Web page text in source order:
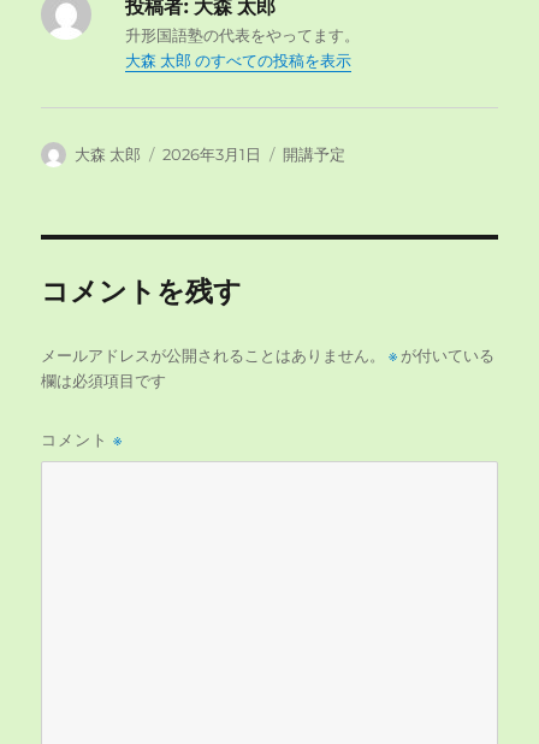
投稿者: 大森 太郎
升形国語塾の代表をやってます。
大森 太郎 のすべての投稿を表示
投
大森 太郎
投
2026年3月1日
カ
開講予定
コメントを残す
メールアドレスが公開されることはありません。 ※ が付いている
欄は必須項目です
コメント※